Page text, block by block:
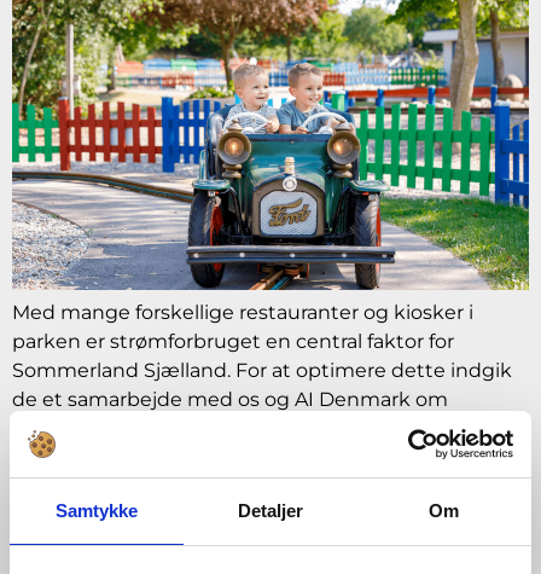
Samtykke Detaljer Om
Med mange forskellige restauranter og kiosker i
parken er strømforbruget en central faktor for
Sommerland Sjælland. For at optimere dette indgik
de et samarbejde med os og AI Denmark om
overvågning og analyse af deres strømforbrug.
RD8 bruger AI-teknologi